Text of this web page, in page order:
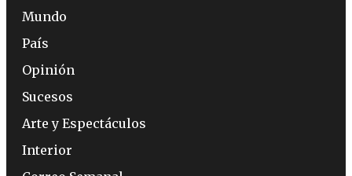
Mundo
País
Opinión
Sucesos
Arte y Espectáculos
Interior